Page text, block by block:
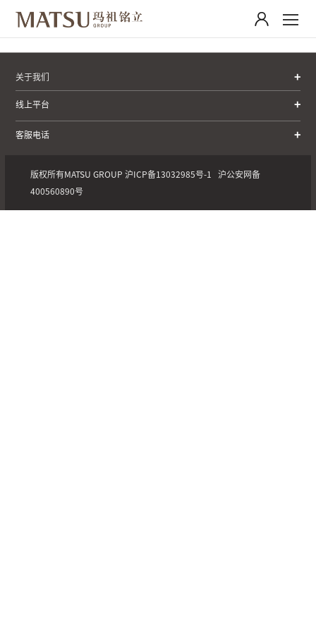
关于我们
线上平台
客服电话
版权所有MATSU GROUP 沪ICP备13032985号-1
沪公安网备
400560890号